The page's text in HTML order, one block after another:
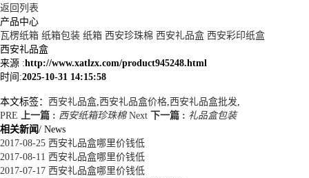
返回列表
产品中心
瓦楞纸箱 纸箱包装 纸箱 西安珍珠棉 西安礼品盒 西安彩印纸盒
西安礼品盒
来源 :http://www.xatlzx.com/product945248.html
时间:2025-10-31 14:15:58
本文标签： 西安礼品盒 西安礼品盒价格 西安礼品盒批发
PRE
上一篇 : 西安纸箱珍珠棉 Next 下一篇 : 礼品盒包装
相关新闻/ News
2017-08-25 西安礼品盒哪里价钱低
2017-08-11 西安礼品盒哪里价钱低
2017-07-17 西安礼品盒哪里价钱低